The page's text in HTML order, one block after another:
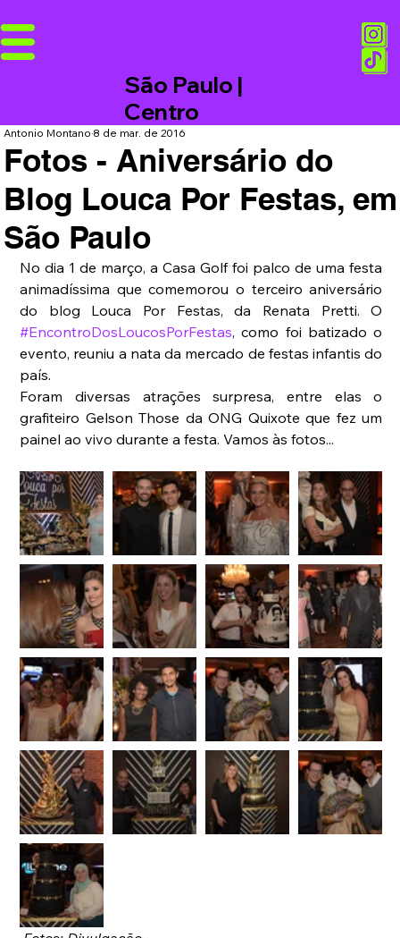
São Paulo |
Centro
Fotos - Aniversário do
Blog Louca Por Festas, em
São Paulo
Antonio Montano8 de mar. de 2016
No dia 1 de março, a Casa Golf foi palco de uma festa
animadíssima que comemorou o terceiro aniversário
#EncontroDosLoucosPorFestas, como foi batizado o
evento, reuniu a nata da mercado de festas infantis do
país.
Foram diversas atrações surpresa, entre elas o
grafiteiro Gelson Those da ONG Quixote que fez um
painel ao vivo durante a festa. Vamos às fotos...